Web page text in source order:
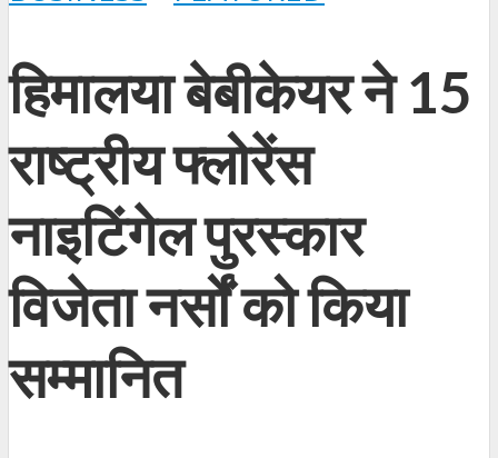
हिमालया बेबीकेयर ने 15
राष्ट्रीय फ्लोरेंस
नाइटिंगेल पुरस्कार
विजेता नर्सों को किया
सम्मानित